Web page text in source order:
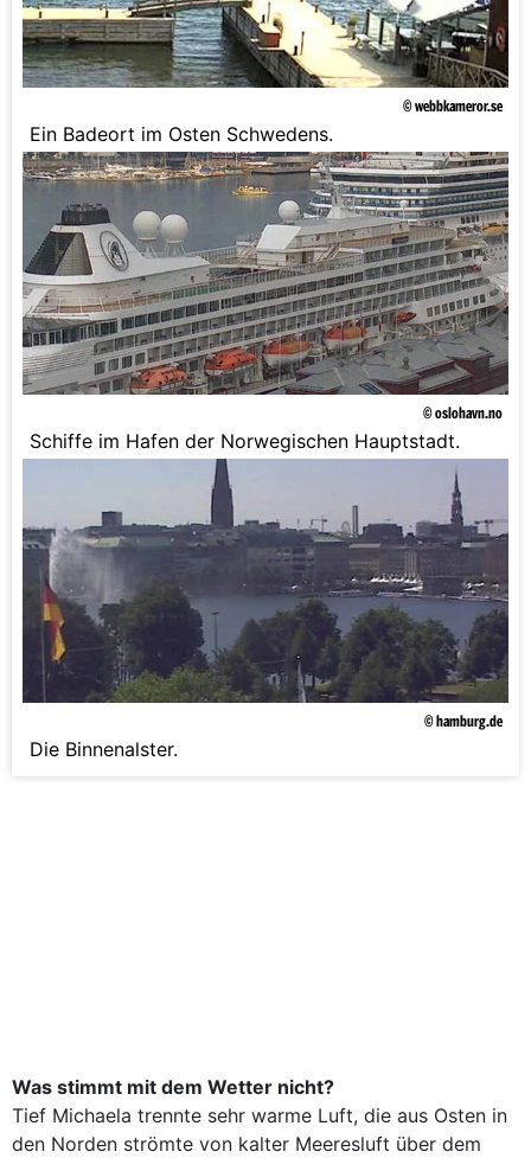
© webbkameror.se
Ein Badeort im Osten Schwedens.
© oslohavn.no
Schiffe im Hafen der Norwegischen Hauptstadt.
© hamburg.de
Die Binnenalster.
Was stimmt mit dem Wetter nicht?
Tief Michaela trennte sehr warme Luft, die aus Osten in
den Norden strömte von kalter Meeresluft über dem